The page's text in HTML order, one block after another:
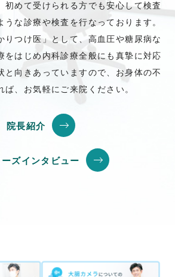
初めて受けられる方でも安心して検査
うな診療や検査を行なっております。
りつけ医」として、高血圧や糖尿病な
をはじめ内科診療全般にも真摯に対応
と向きあっていますので、お身体の不
、お気軽にご来院ください。
院長紹介
ーズインタビュー